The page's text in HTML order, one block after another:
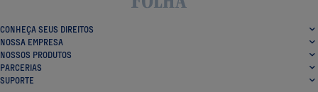
CONHEÇA SEUS DIREITOS
NOSSA EMPRESA
NOSSOS PRODUTOS
PARCERIAS
SUPORTE